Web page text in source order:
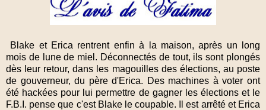
Blake et Erica rentrent enfin à la maison, après un long
mois de lune de miel. Déconnectés de tout, ils sont plongés
dès leur retour, dans les magouilles des élections, au poste
de gouverneur, du père d'Erica. Des machines à voter ont
été hackées pour lui permettre de gagner les élections et le
F.B.I. pense que c'est Blake le coupable. Il est arrêté et Erica